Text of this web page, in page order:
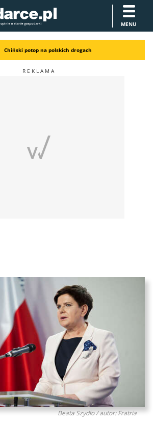
MENU
Chiński potop na polskich drogach
Beata Szydło / autor: Fratria